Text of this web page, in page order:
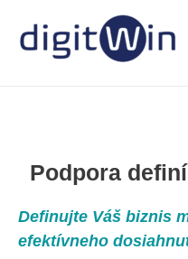
Podpora
Definujte Váš biznis
efektívneho